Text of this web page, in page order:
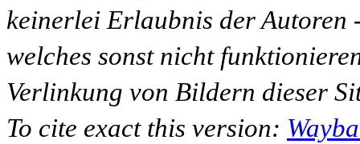
keinerlei Erlaubnis der Autoren
welches sonst nicht
Verlinkung von Bildern dieser
To cite exact this version: